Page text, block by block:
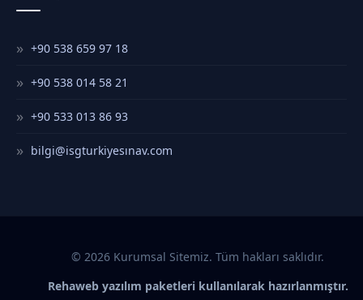
+90 538 659 97 18
+90 538 014 58 21
+90 533 013 86 93
bilgi@isgturkiyesınav.com
© 2026 Kurumsal Sitemiz. Tüm hakları saklıdır.
Rehaweb yazılım paketleri kullanılarak hazırlanmıştır.